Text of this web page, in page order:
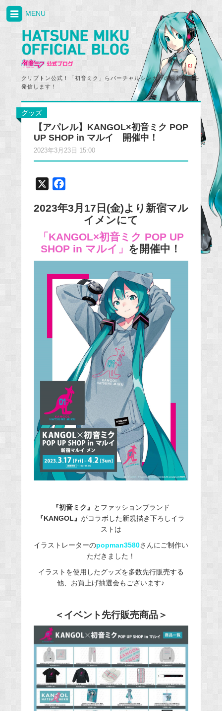
クリプトン公式！「初音ミク」らバーチャルシンガーの最新情報を
発信します！
MENU
グッズ
【アパレル】KANGOL×初音ミク POP
UP SHOP in マルイ 開催中！
2023年3月23日 15:00
c
b
o
o
k
2023年3月17日(金)より新宿マル
イメンにて
「KANGOL×初音ミク POP UP
SHOP in マルイ」 を開催中！
『初音ミク』
とファッションブランド
『KANGOL』がコラボした新規描き下ろしイラ
ストは
イラストレーターのpopman3580さんにご制作い
ただきました！
イラストを使用したグッズを多数先行販売する
他、お買上げ抽選会もございます♪
＜イベント先行販売商品＞